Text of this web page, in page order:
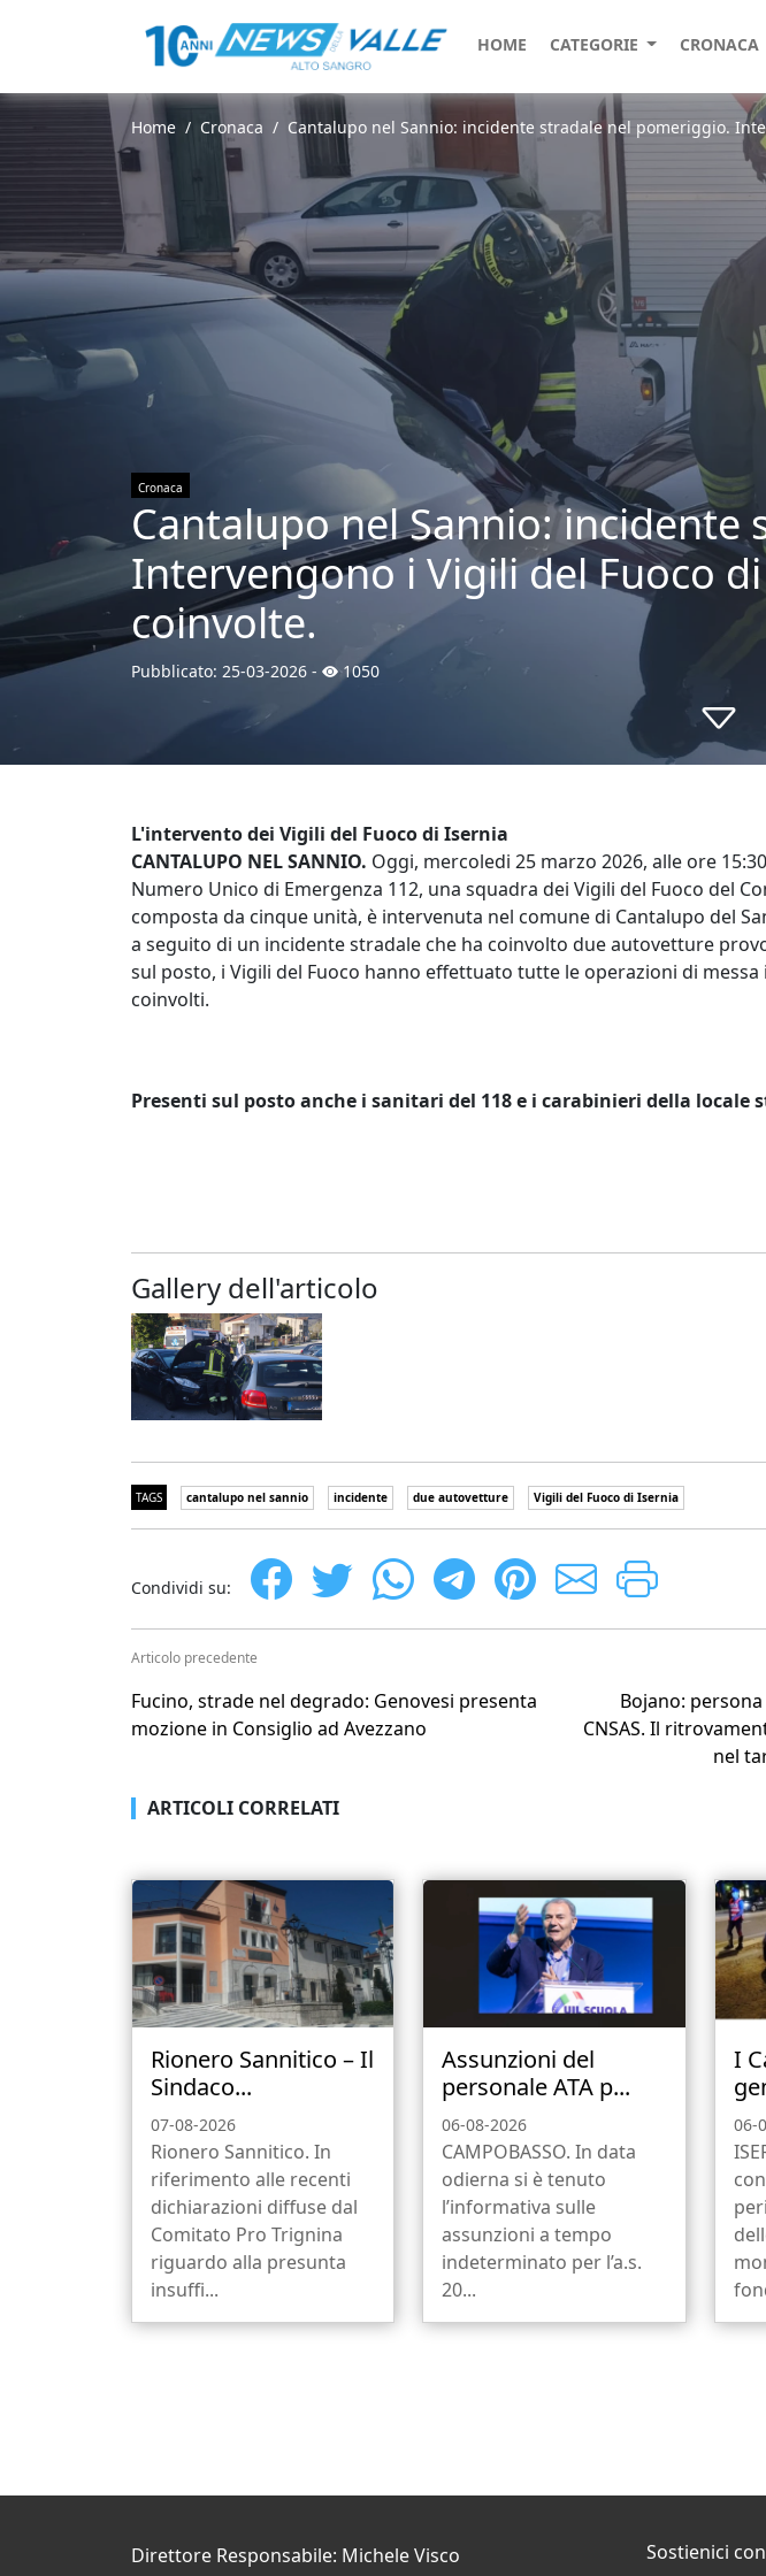
HOME CATEGORIE CRONACA
Home Cronaca Cantalupo nel Sannio: incidente stradale nel pomeriggio.
Cronaca
Cantalupo nel Sannio:
Intervengono i Vigili del Fuoco
coinvolte.
Pubblicato: 25-03-2026 - 1050
L'intervento dei Vigili del Fuoco di Isernia
CANTALUPO NEL SANNIO. Oggi, mercoledi 25 marzo 2026, alle ore
Numero Unico di Emergenza 112, una squadra dei Vigili del Fuoco del
composta da cinque unità, è intervenuta nel comune di Cantalupo del
a seguito di un incidente stradale che ha coinvolto due autovetture
sul posto, i Vigili del Fuoco hanno effettuato tutte le operazioni di messa
coinvolti.
Presenti sul posto anche i sanitari del 118 e i carabinieri della locale
Gallery dell'articolo
TAGS cantalupo nel sannio incidente due autovetture Vigili del Fuoco di Isernia
Condividi su:
Articolo precedente
Fucino, strade nel degrado: Genovesi presenta
mozione in Consiglio ad Avezzano
Bojano:
CNSAS. Il
nel
ARTICOLI CORRELATI
Rionero Sannitico – Il
Sindaco...
07-08-2026
Rionero Sannitico. In
riferimento alle recenti
dichiarazioni diffuse dal
Comitato Pro Trignina
riguardo alla presunta
insuffi...
Assunzioni del
personale ATA p...
06-08-2026
CAMPOBASSO. In data
odierna si è tenuto
l’informativa sulle
assunzioni a tempo
indeterminato per l’a.s.
20...
I
06-
Direttore Responsabile: Michele Visco Sostienici